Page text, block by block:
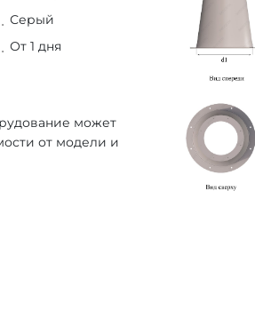
Серый
От 1 дня
может
от модели и